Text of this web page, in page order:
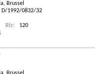
Brussel
D/1992/0832/32
Blz:
120